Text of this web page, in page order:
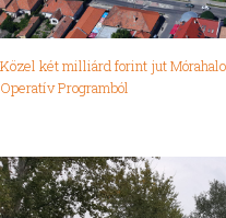
Közel két milliárd forint jut
Operatív Programból